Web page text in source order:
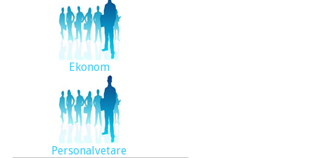
Ekonom
Personalvetare